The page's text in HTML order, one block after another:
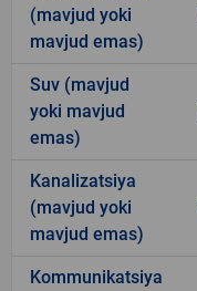
(mavjud yoki
mavjud emas)
Suv (mavjud
yoki mavjud
emas)
Kanalizatsiya
(mavjud yoki
mavjud emas)
Kommunikatsiya